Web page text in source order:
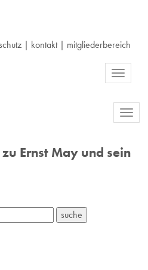
| kontakt| mitgliederbereich
Toggle
Ernst May und sein